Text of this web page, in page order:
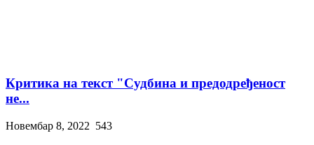
Критика на текст "Судбина и предодређеност
не...
Новембар 8, 2022 543